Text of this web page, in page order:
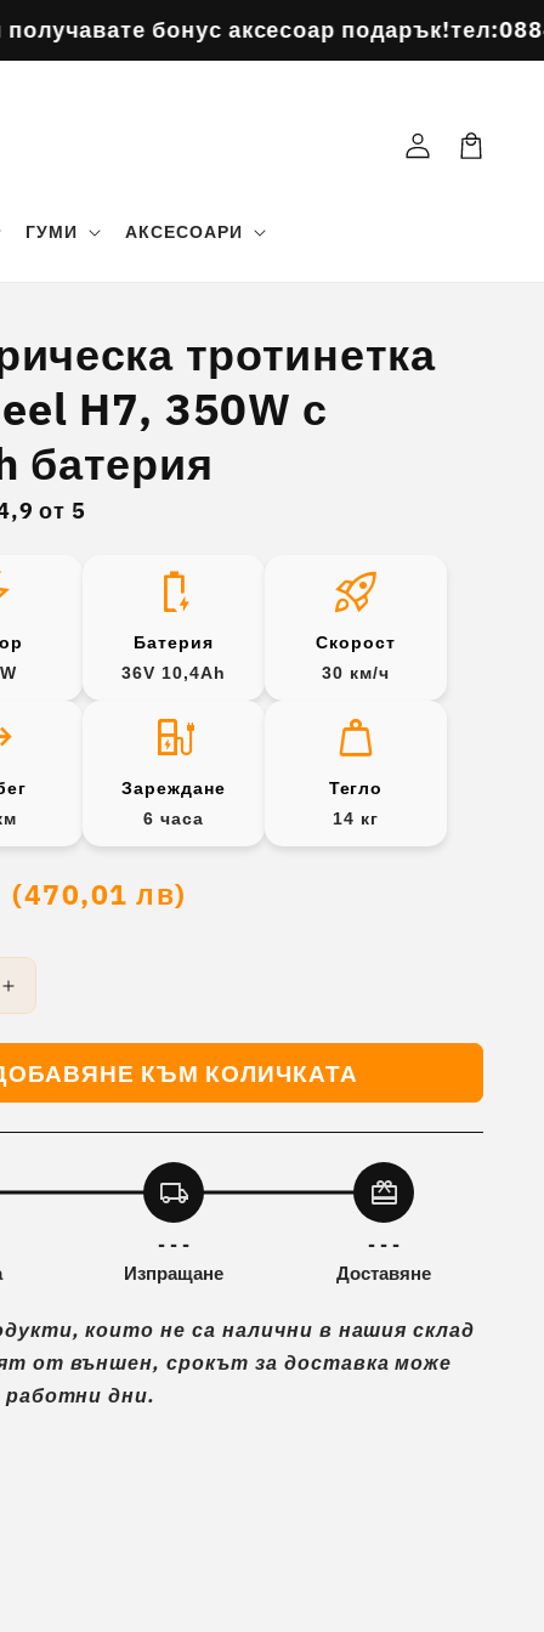
аксесоар подарък!тел:0884963484
ГУМИ АКСЕСОАРИ
Влизане
тротинетка
H7, 350W с
батерия
от 5
battery_charging_full
Батерия
36V 10,4Ah
rocket_launch
Скорост
30 км/ч
ev_station
Зареждане
6 часа
weight
Тегло
14 кг
(470,01 лв)
Увеличаване
на
количеството
за
Електрическа
350W
КЪМ КОЛИЧКАТА
local_shipping
- - -
Изпращане
redeem
- - -
Доставяне
които не са налични в нашия склад
от външен, срокът за доставка може
работни дни.